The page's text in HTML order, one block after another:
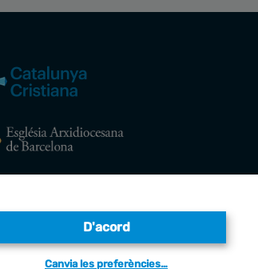
D'acord
Canvia les preferències…